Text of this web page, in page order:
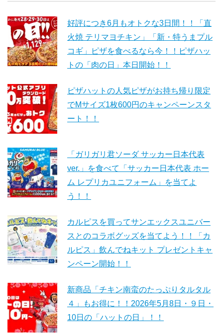
好評につき6月もオトクな3日間！！「直
火焼 テリマヨチキン」「新・特うまプル
コギ」ピザを食べるなら今！！ピザハッ
トの「肉の日」本日開始！！
ピザハットの人気ピザがお持ち帰り限定
でMサイズ1枚600円のキャンペーンスタ
ート！！
「ガリガリ君ソーダ サッカー日本代表
ver.」を食べて「サッカー日本代表 ホー
ム レプリカユニフォーム」を当てよ
う！！
カルピスを買ってサンエックスユニバー
スとのコラボグッズを当てよう！！「カ
ルピス」飲んでねキット プレゼントキャ
ンペーン開始！！
新商品「チキン南蛮のたっぷりタルタル
４」もお得に！！2026年5月8日・９日・
10日の「ハットの日」！！